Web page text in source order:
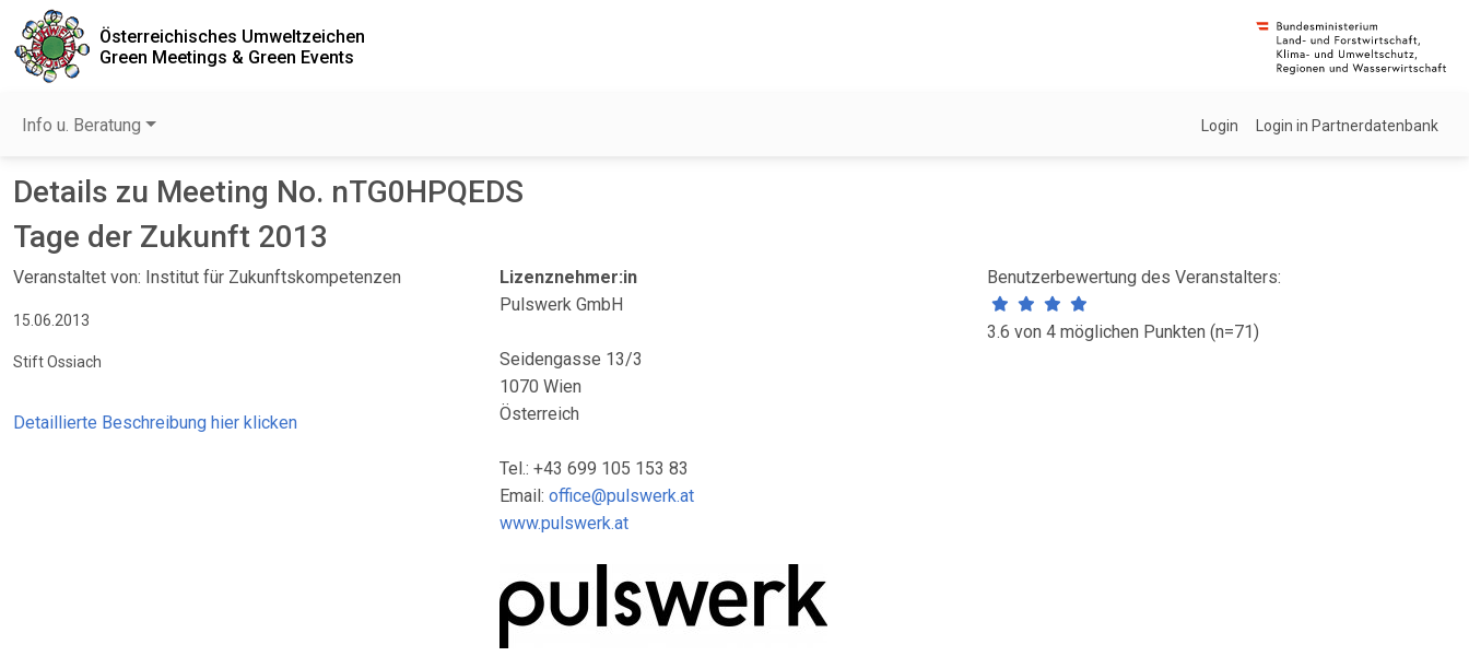
Österreichisches Umweltzeichen
Green Meetings & Green Events
Info u. Beratung Login Login in Partnerdatenbank
Details zu Meeting No. nTG0HPQEDS
Tage der Zukunft 2013
Veranstaltet von: Institut für Zukunftskompetenzen
15.06.2013
Stift Ossiach
Detaillierte Beschreibung hier klicken
Lizenznehmer:in
Pulswerk GmbH
Seidengasse 13/3
1070 Wien
Österreich
Tel.: +43 699 105 153 83
Email:office@pulswerk.at
www.pulswerk.at
Benutzerbewertung des Veranstalters:
3.6 von 4 möglichen Punkten (n=71)